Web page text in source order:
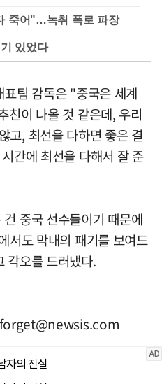
죽어"…녹취 폭로 파장
있었다
팀 감독은 "중국은 세계
친이 나올 것 같은데, 우리
고, 최선을 다하면 좋은 결
간에 최선을 다해서 잘 준
중국 선수들이기 때문에
서도 막내의 패기를 보여드
각오를 드러냈다.